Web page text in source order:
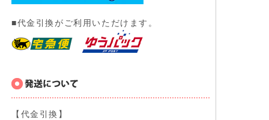
■代金引換がご利用いただけます。
【代金引換】